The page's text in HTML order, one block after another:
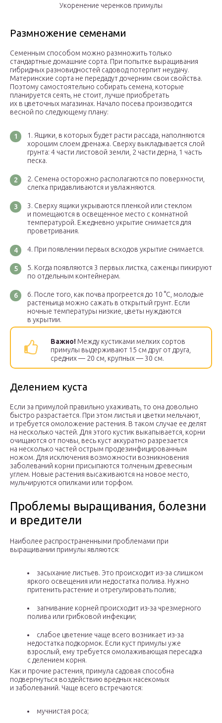
Укоренение черенков примулы
Размножение семенами
Семенным способом можно размножить только
стандартные домашние сорта. При попытке выращивания
гибридных разновидностей садовод потерпит неудачу.
Материнские сорта не передадут дочерним свои свойства.
Поэтому самостоятельно собирать семена, которые
планируется сеять, не стоит, лучше приобретать
их в цветочных магазинах. Начало посева производится
весной по следующему плану:
Ящики, в которых будет расти рассада, наполняются
хорошим слоем дренажа. Сверху выкладывается слой
грунта: 4 части листовой земли, 2 части дерна, 1 часть
песка.
Семена осторожно располагаются по поверхности,
слегка придавливаются и увлажняются.
Сверху ящики укрываются пленкой или стеклом
и помещаются в освещенное место с комнатной
температурой. Ежедневно укрытие снимается для
проветривания.
При появлении первых всходов укрытие снимается.
Когда появляются 3 первых листка, саженцы пикируют
по отдельным контейнерам.
После того, как почва прогреется до 10 °С, молодые
растеньица можно сажать в открытый грунт. Если
ночные температуры низкие, цветы нуждаются
в укрытии.
Важно! Между кустиками мелких сортов
примулы выдерживают 15 см друг от друга,
средних — 20 см, крупных — 30 см.
Делением куста
Если за примулой правильно ухаживать, то она довольно
быстро разрастается. При этом листья и цветки мельчают,
и требуется омоложение растения. В таком случае ее делят
на несколько частей. Для этого кустик выкапывается, корни
очищаются от почвы, весь куст аккуратно разрезается
на несколько частей острым продезинфицированным
ножом. Для исключения возможности возникновения
заболеваний корни присыпаются толченым древесным
углем. Новые растения высаживаются на новое место,
мульчируются опилками или торфом.
Проблемы выращивания, болезни
и вредители
Наиболее распространенными проблемами при
выращивании примулы являются:
засыхание листьев. Это происходит из-за слишком
яркого освещения или недостатка полива. Нужно
притенить растение и отрегулировать полив;
загнивание корней происходит из-за чрезмерного
полива или грибковой инфекции;
слабое цветение чаще всего возникает из-за
недостатка подкормок. Если куст примулы уже
взрослый, ему требуется омолаживающая пересадка
с делением корня.
Как и прочие растения, примула садовая способна
подвергнуться воздействию вредных насекомых
и заболеваний. Чаще всего встречаются:
мучнистая роса;